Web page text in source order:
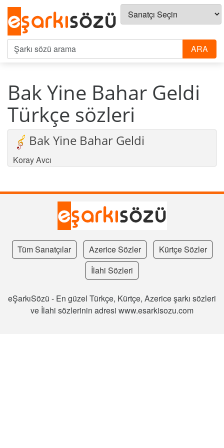
Bak Yine Bahar Geldi
Türkçe sözleri
Bak Yine Bahar Geldi
Koray Avcı
Tüm Sanatçılar Azerice Sözler
Kürtçe Sözler
İlahi Sözleri
eŞarkıSözü - En güzel Türkçe, Kürtçe, Azerice şarkı sözleri
ve İlahi sözlerinin adresi www.esarkisozu.com